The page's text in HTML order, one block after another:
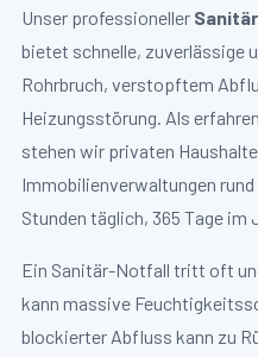
Unser professioneller
bietet schnelle, zuverlässige
Rohrbruch, verstopftem
Heizungsstörung. Als
stehen wir privaten
Immobilienverwaltungen rund
Stunden täglich, 365 Tage im
Ein Sanitär-Notfall tritt oft
kann massive
blockierter Abfluss kann zu